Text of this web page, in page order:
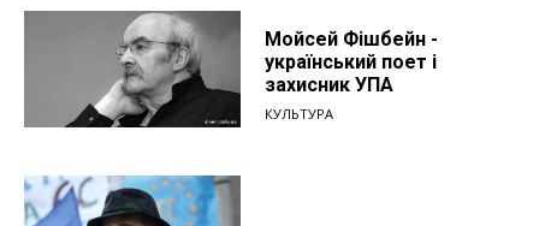
Мойсей Фішбейн -
український поет і
захисник УПА
КУЛЬТУРА